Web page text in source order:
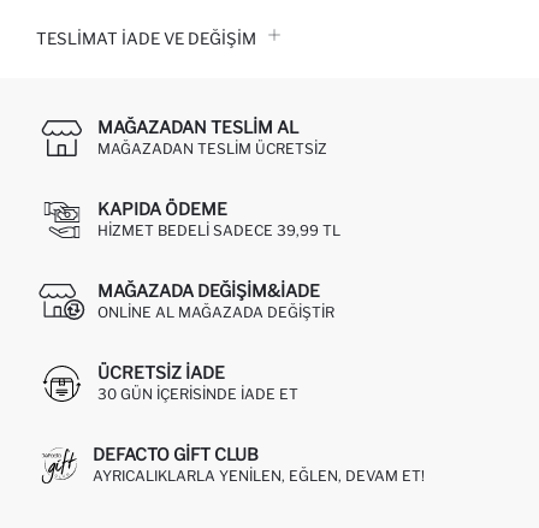
TESLIMAT İADE VE DEĞIŞIM
MAĞAZADAN TESLIM AL
MAĞAZADAN TESLIM ÜCRETSIZ
KAPIDA ÖDEME
HIZMET BEDELI SADECE 39,99 TL
MAĞAZADA DEĞIŞIM&İADE
ONLINE AL MAĞAZADA DEĞIŞTIR
ÜCRETSIZ IADE
30 GÜN IÇERISINDE IADE ET
DEFACTO GIFT CLUB
AYRICALIKLARLA YENILEN, EĞLEN, DEVAM ET!